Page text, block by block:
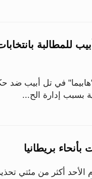
للمطالبة
في تل أبيب ضد
بسبب إدارة الح...
الأحد أكثر من مئتي